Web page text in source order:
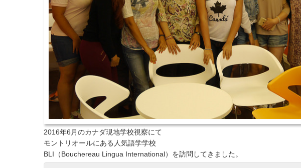
2016年6月のカナダ現地学校視察にて
モントリオールにある人気語学学校
BLI（Bouchereau Lingua International）を訪問してきました。